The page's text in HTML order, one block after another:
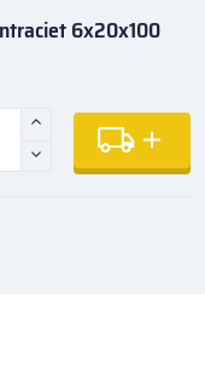
6x20x100